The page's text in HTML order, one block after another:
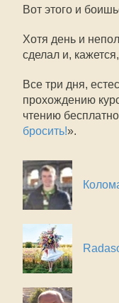
Вот этого и
Хотя день и
сделал и,
Все три дня,
прохождению
чтению
бросить!».